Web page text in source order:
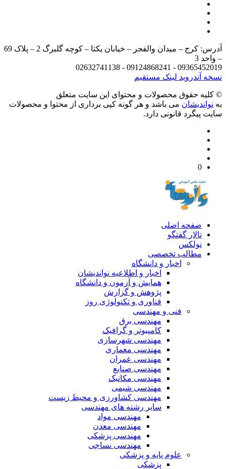
آدرس: کرج – میدان والفجر – خیابان یکتا – کوچه گلبرگ 2 – پلاک 69
3
09365452019 - 09124868241 -
آندرویدلینک مستقیم
حقوق محصولات و محتوای اين سایت متعلق
می باشد و هر گونه کپی برداری از محتوا و محصولات
پیگرد قانونی دارد.
صفحه اصلی
تالار گفتگو
نولکس
مطالب تخصصی
اخبار و دانشگاه
اخبار و اطلاعیه نواندیشان
همایش و آزمون و دانشگاه
پژوهش و گزارش
فناوری و تکنولوژی روز
فنی و مهندسی
مهندسی برق
کامپیوتر و گرافیک
مهندسی شهرسازی
مهندسی معماری
مهندسی عمران
مهندسی صنایع
مهندسی مکانیک
مهندسی شیمی
مهندسی کشاورزی و محیط زیست
سایر رشته های مهندسی
مهندسی مواد
مهندسی معدن
مهندسی پزشکی
مهندسی نساجی
علوم پایه و پزشکی
پزشکی